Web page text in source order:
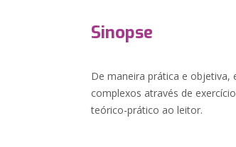
Sinopse
De maneira prática e objetiva,
complexos através de
teórico-prático ao leitor.